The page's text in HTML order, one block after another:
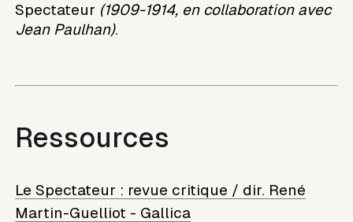
Spectateur (1909-1914, en collaboration avec
Jean Paulhan).
Ressources
Le Spectateur : revue critique / dir. René
Martin-Guelliot - Gallica